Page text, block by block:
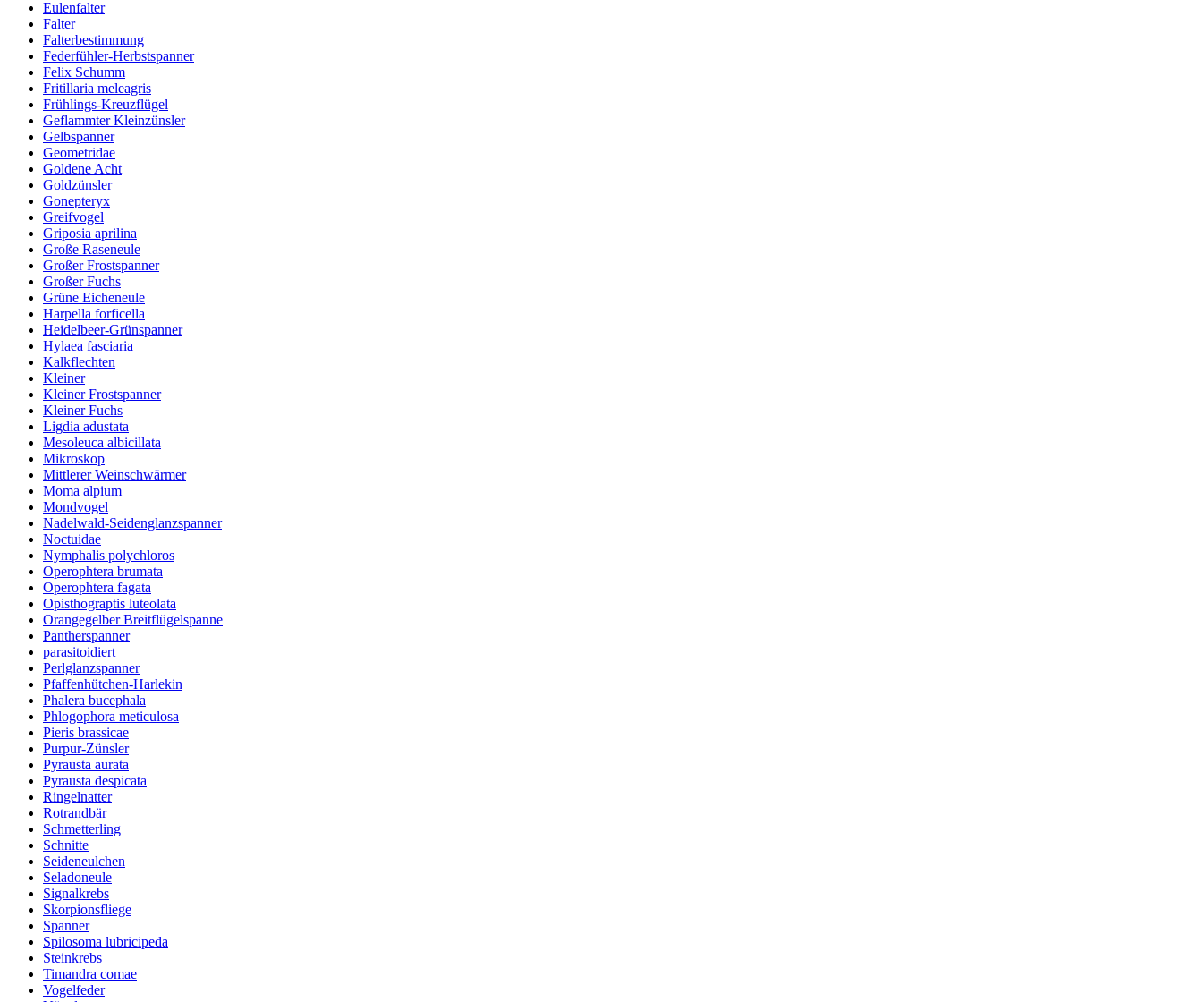
Eulenfalter
Falter
Falterbestimmung
Federfühler-Herbstspanner
Felix Schumm
Fritillaria meleagris
Frühlings-Kreuzflügel
Geflammter Kleinzünsler
Gelbspanner
Geometridae
Goldene Acht
Goldzünsler
Gonepteryx
Greifvogel
Griposia aprilina
Große Raseneule
Großer Frostspanner
Großer Fuchs
Grüne Eicheneule
Harpella forficella
Heidelbeer-Grünspanner
Hylaea fasciaria
Kalkflechten
Kleiner
Kleiner Frostspanner
Kleiner Fuchs
Ligdia adustata
Mesoleuca albicillata
Mikroskop
Mittlerer Weinschwärmer
Moma alpium
Mondvogel
Nadelwald-Seidenglanzspanner
Noctuidae
Nymphalis polychloros
Operophtera brumata
Operophtera fagata
Opisthograptis luteolata
Orangegelber Breitflügelspanne
Pantherspanner
parasitoidiert
Perlglanzspanner
Pfaffenhütchen-Harlekin
Phalera bucephala
Phlogophora meticulosa
Pieris brassicae
Purpur-Zünsler
Pyrausta aurata
Pyrausta despicata
Ringelnatter
Rotrandbär
Schmetterling
Schnitte
Seideneulchen
Seladoneule
Signalkrebs
Skorpionsfliege
Spanner
Spilosoma lubricipeda
Steinkrebs
Timandra comae
Vogelfeder